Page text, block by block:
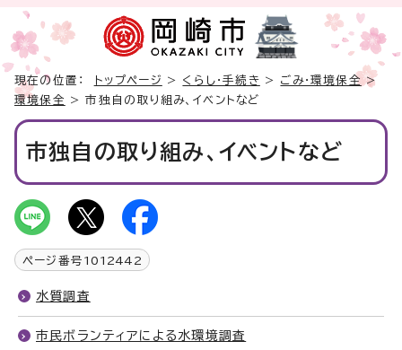
現在の位置： トップページ > くらし・手続き > ごみ・環境保全 >
環境保全
> 市独自の取り組み、イベントなど
市独自の取り組み、イベントなど
ページ番号 1012442
水質調査
市民ボランティアによる水環境調査